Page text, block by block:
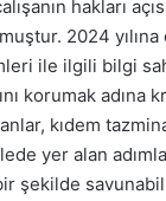
hakları
2024
ile ilgili bilgi
korumak adına
kıdem
yer alan
şekilde